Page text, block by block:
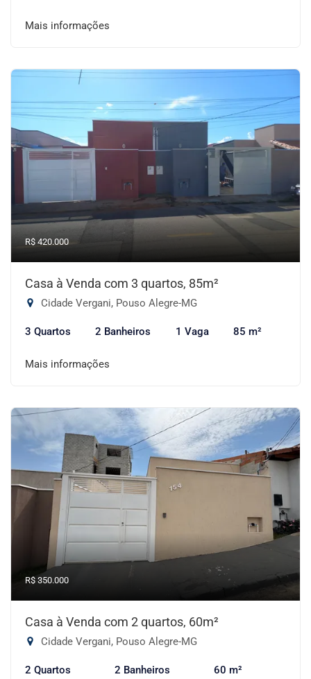
Mais informações
R$ 420.000
Casa à Venda com 3 quartos, 85m²
Cidade Vergani, Pouso Alegre-MG
3 Quartos 2 Banheiros 1 Vaga 85 m²
Mais informações
R$ 350.000
Casa à Venda com 2 quartos, 60m²
Cidade Vergani, Pouso Alegre-MG
2 Quartos 2 Banheiros 60 m²